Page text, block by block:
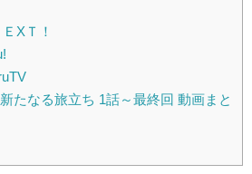
XＴ！
たなる旅立ち 1話～最終回 動画まと